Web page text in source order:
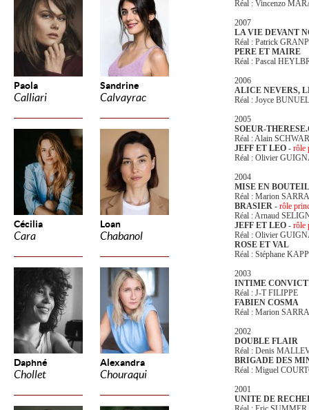
Paola
Calliari
Sandrine
Calvayrac
Cécilia
Cara
Loan
Chabanol
Daphné
Chollet
Alexandra
Chouraqui
Réal : Vincenzo
2007
LA VIE DEVANT
Réal : Patrick
PERE ET MAIRE
Réal : Pascal
2006
ALICE NEVERS,
Réal : Joyce BUNUEL
2005
SOEUR-
Réal : Alain
JEFF ET LEO - rôle
Réal : Olivier
2004
MISE EN
Réal : Marion
BRASIER - rôle
Réal : Arnaud
JEFF ET LEO - rôle
Réal : Olivier
ROSE ET VAL
Réal : Stéphane
2003
INTIME
Réal : J-T FILIPPE
FABIEN COSMA
Réal : Marion
2002
DOUBLE FLAIR
Réal : Denis
BRIGADE DES
Réal : Miguel
2001
UNITE DE